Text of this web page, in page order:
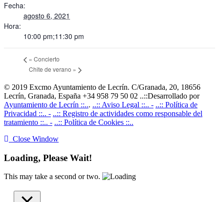
Fecha:
agosto 6, 2021
Hora:
10:00 pm;11:30 pm
« Concierto
Chite de verano »
© 2019 Excmo Ayuntamiento de Lecrín. C/Granada, 20, 18656
Lecrín, Granada, España +34 958 79 50 02 ..::Desarrollado por
Ayuntamiento de Lecrín ::... ..:: Aviso Legal ::.. - ..:: Política de
Privacidad ::.. - ..:: Registro de actividades como responsable del
tratamiento ::.. - ..:: Política de Cookies ::..
Close Window
Loading, Please Wait!
This may take a second or two.